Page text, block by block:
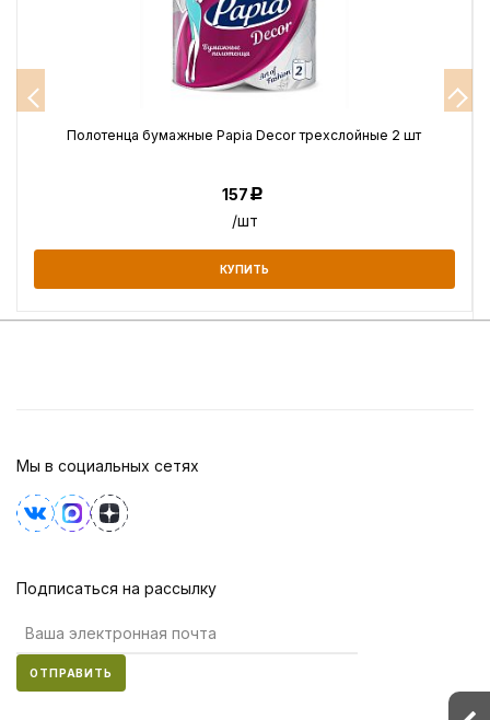
Полотенца бумажные Papia Decor трехслойные 2 шт
157Р
/шт
КУПИТЬ
Мы в социальных сетях
Подписаться на рассылку
ОТПРАВИТЬ